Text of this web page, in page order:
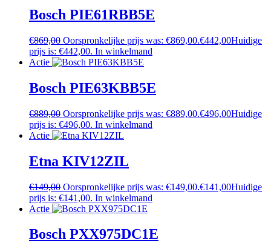
Bosch PIE61RBB5E
€869,00 Oorspronkelijke prijs was: €869,00.€442,00Huidige
prijs is: €442,00. In winkelmand
Actie
Bosch PIE63KBB5E
€889,00 Oorspronkelijke prijs was: €889,00.€496,00Huidige
prijs is: €496,00. In winkelmand
Actie
Etna KIV12ZIL
€149,00 Oorspronkelijke prijs was: €149,00.€141,00Huidige
prijs is: €141,00. In winkelmand
Actie
Bosch PXX975DC1E